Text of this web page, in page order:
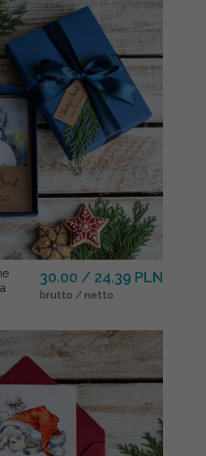
30.00 / 24.39 PLN
brutto / netto